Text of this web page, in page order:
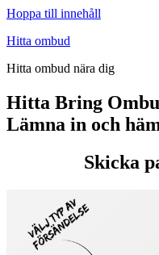
Hoppa till innehåll
Hitta ombud
Hitta ombud nära dig
Hitta Bring
Lämna in och
Skicka